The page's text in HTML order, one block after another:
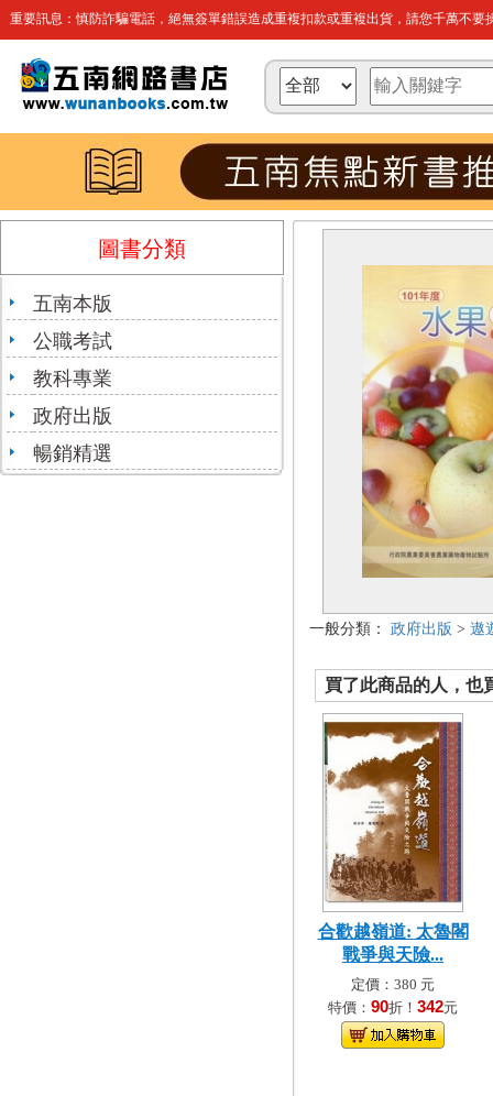
重要訊息：慎防詐騙電話，絕無簽單錯誤造成重複扣款或重複出貨，請您千萬不要
圖書分類
五南本版
公職考試
教科專業
政府出版
暢銷精選
一般分類： 政府出版 > 遨
買了此商品的人，也
合歡越嶺道: 太魯閣
戰爭與天險...
定價：380 元
特價： 90折！ 342元